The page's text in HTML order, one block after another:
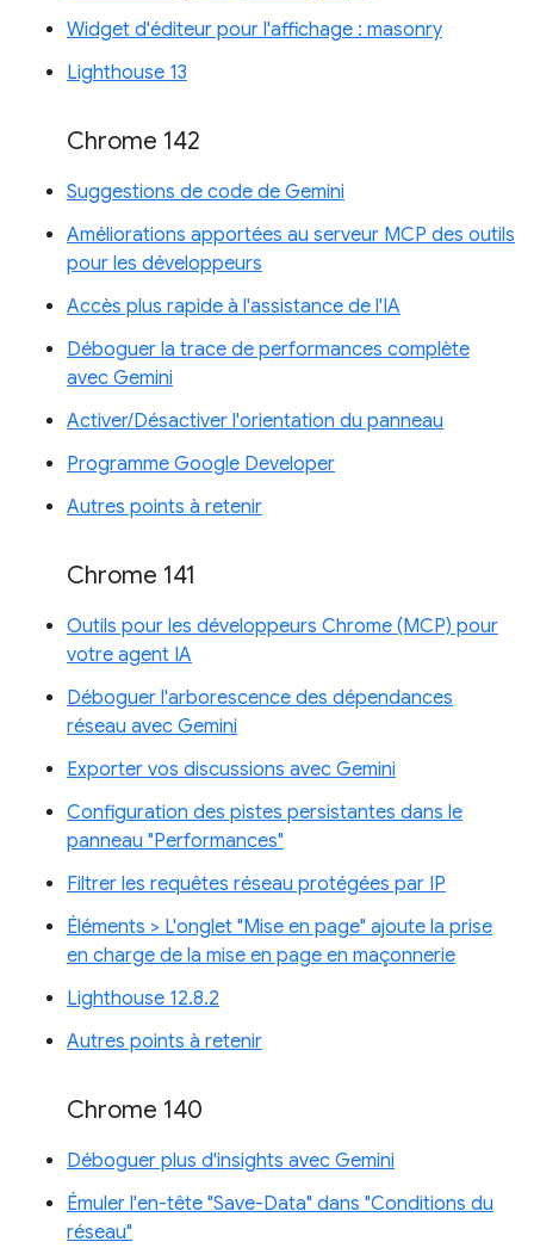
Widget d'éditeur pour l'affichage : masonry
Lighthouse 13
Chrome 142
Suggestions de code de Gemini
Améliorations apportées au serveur MCP des outils
pour les développeurs
Accès plus rapide à l'assistance de l'IA
Déboguer la trace de performances complète
avec Gemini
Activer/Désactiver l'orientation du panneau
Programme Google Developer
Autres points à retenir
Chrome 141
Outils pour les développeurs Chrome (MCP) pour
votre agent IA
Déboguer l'arborescence des dépendances
réseau avec Gemini
Exporter vos discussions avec Gemini
Configuration des pistes persistantes dans le
panneau "Performances"
Filtrer les requêtes réseau protégées par IP
Éléments > L'onglet "Mise en page" ajoute la prise
en charge de la mise en page en maçonnerie
Lighthouse 12.8.2
Autres points à retenir
Chrome 140
Déboguer plus d'insights avec Gemini
Émuler l'en-tête "Save-Data" dans "Conditions du
réseau"